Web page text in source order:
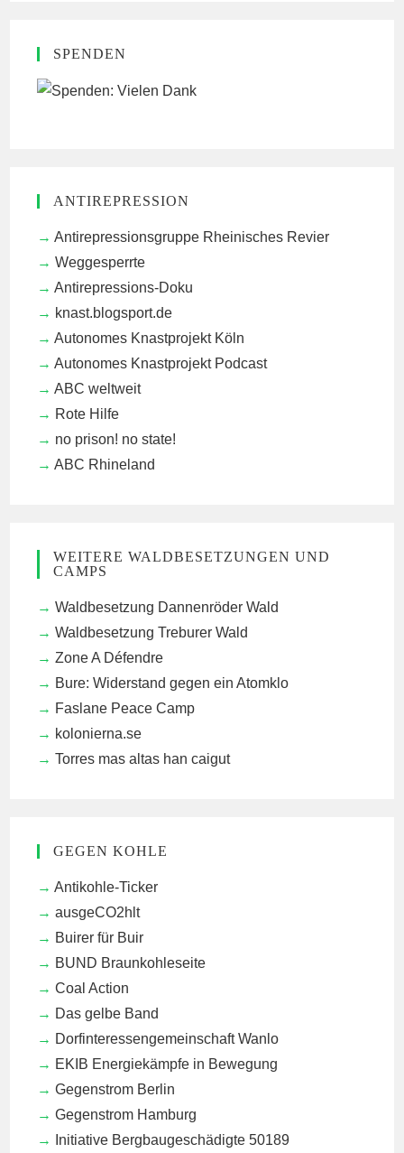
SPENDEN
ANTIREPRESSION
Antirepressionsgruppe Rheinisches Revier
Weggesperrte
Antirepressions-Doku
knast.blogsport.de
Autonomes Knastprojekt Köln
Autonomes Knastprojekt Podcast
ABC weltweit
Rote Hilfe
no prison! no state!
ABC Rhineland
WEITERE WALDBESETZUNGEN UND
CAMPS
Waldbesetzung Dannenröder Wald
Waldbesetzung Treburer Wald
Zone A Défendre
Bure: Widerstand gegen ein Atomklo
Faslane Peace Camp
kolonierna.se
Torres mas altas han caigut
GEGEN KOHLE
Antikohle-Ticker
ausgeCO2hlt
Buirer für Buir
BUND Braunkohleseite
Coal Action
Das gelbe Band
Dorfinteressengemeinschaft Wanlo
EKIB Energiekämpfe in Bewegung
Gegenstrom Berlin
Gegenstrom Hamburg
Initiative Bergbaugeschädigte 50189